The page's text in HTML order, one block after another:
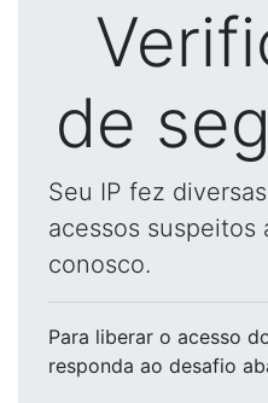
de
Seu IP fez
acessos suspeitos
conosco.
Para liberar o acesso
responda ao desafio